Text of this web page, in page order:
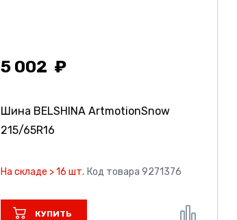
5 002
Шина BELSHINA ArtmotionSnow
215/65R16
На складе > 16 шт. Код товара 9271376
КУПИТЬ